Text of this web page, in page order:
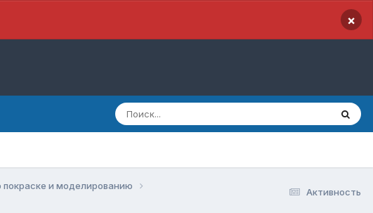
×
Активность
покраске и моделированию